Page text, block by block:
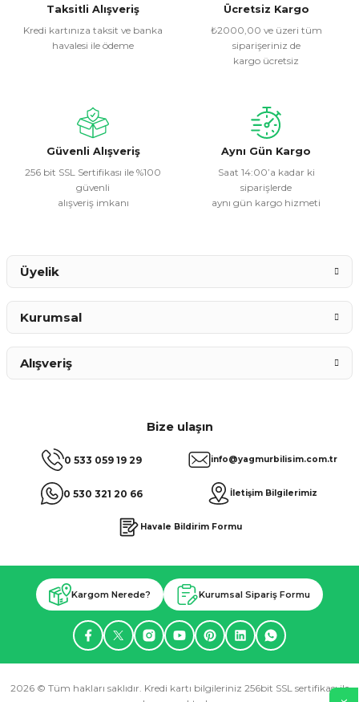
Görüş ve önerileriniz için teşekkür ederiz.
Ürün resmi kalitesiz, bozuk veya görüntülenemiyor.
Ürün fiyatı diğer sitelerden daha pahalı.
Bu ürüne benzer farklı alternatifler olmalı.
Taksitli Alışveriş
Kredi kartınıza taksit ve banka
havalesi ile ödeme
Ücretsiz Kargo
₺2000,00 ve üzeri tüm
siparişeriniz de
kargo ücretsiz
Güvenli Alışveriş
256 bit SSL Sertifikası ile %100
güvenli
alışveriş imkanı
Aynı Gün Kargo
Saat 14:00’a kadar ki
siparişlerde
aynı gün kargo hizmeti
Bize ulaşın
0 533 059 19 29
0 530 321 20 66
info@yagmurbilisim.com.tr
İletişim Bilgilerimiz
Havale Bildirim Formu
Üyelik
Kurumsal
Alışveriş
Kargom Nerede? Kurumsal Sipariş Formu
2026 © Tüm hakları saklıdır. Kredi kartı bilgileriniz 256bit SSL sertifikası ile